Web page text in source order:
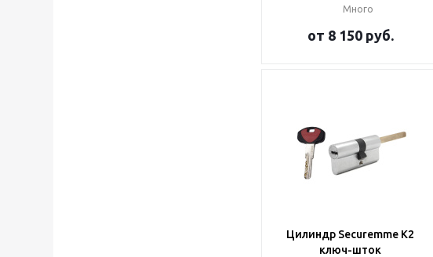
Много
от 8 150 руб.
Цилиндр Securemme K2
ключ-шток